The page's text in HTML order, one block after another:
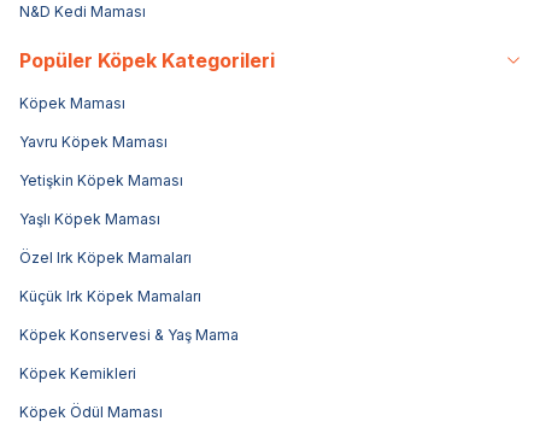
N&D Kedi Maması
Popüler Köpek Kategorileri
Köpek Maması
Yavru Köpek Maması
Yetişkin Köpek Maması
Yaşlı Köpek Maması
Özel Irk Köpek Mamaları
Küçük Irk Köpek Mamaları
Köpek Konservesi & Yaş Mama
Köpek Kemikleri
Köpek Ödül Maması